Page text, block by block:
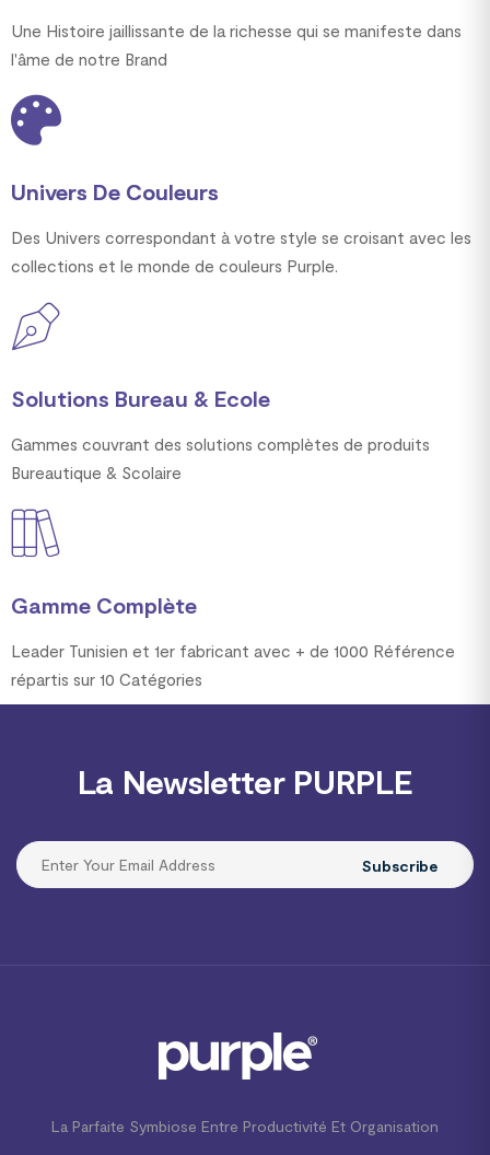
Une Histoire jaillissante de la richesse qui se manifeste dans
l'âme de notre Brand
Univers De Couleurs
Des Univers correspondant à votre style se croisant avec les
collections et le monde de couleurs Purple.
Solutions Bureau & Ecole
Gammes couvrant des solutions complètes de produits
Bureautique & Scolaire
Gamme Complète
Leader Tunisien et 1er fabricant avec + de 1000 Référence
répartis sur 10 Catégories
La Newsletter PURPLE
Subscribe
La Parfaite Symbiose Entre Productivité Et Organisation